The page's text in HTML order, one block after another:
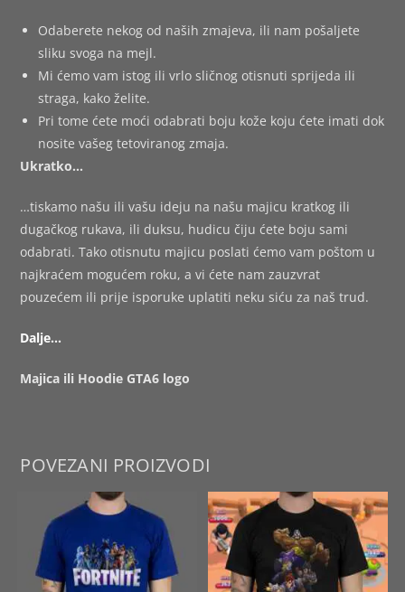
Odaberete nekog od naših zmajeva, ili nam pošaljete
sliku svoga na mejl.
Mi ćemo vam istog ili vrlo sličnog otisnuti sprijeda ili
straga, kako želite.
Pri tome ćete moći odabrati boju kože koju ćete imati dok
nosite vašeg tetoviranog zmaja.
Ukratko…
…tiskamo našu ili vašu ideju na našu majicu kratkog ili
dugačkog rukava, ili duksu, hudicu čiju ćete boju sami
odabrati. Tako otisnutu majicu poslati ćemo vam poštom u
najkraćem mogućem roku, a vi ćete nam zauzvrat
pouzećem ili prije isporuke uplatiti neku siću za naš trud.
Dalje…
Majica ili Hoodie GTA6 logo
POVEZANI PROIZVODI